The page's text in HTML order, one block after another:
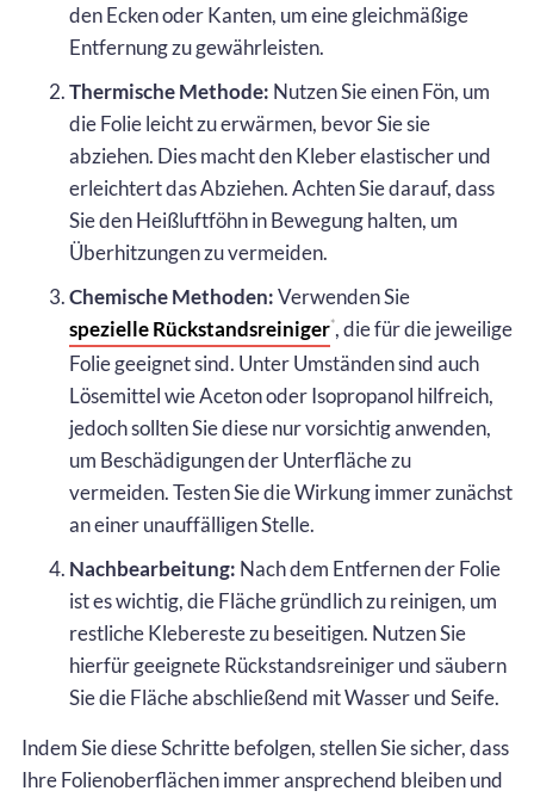
den Ecken oder Kanten, um eine gleichmäßige
Entfernung zu gewährleisten.
Thermische Methode: Nutzen Sie einen Fön, um
die Folie leicht zu erwärmen, bevor Sie sie
abziehen. Dies macht den Kleber elastischer und
erleichtert das Abziehen. Achten Sie darauf, dass
Sie den Heißluftföhn in Bewegung halten, um
Überhitzungen zu vermeiden.
Chemische Methoden:Verwenden Sie
spezielle Rückstandsreiniger*, die für die jeweilige
Folie geeignet sind. Unter Umständen sind auch
Lösemittel wie Aceton oder Isopropanol hilfreich,
jedoch sollten Sie diese nur vorsichtig anwenden,
um Beschädigungen der Unterfläche zu
vermeiden. Testen Sie die Wirkung immer zunächst
an einer unauffälligen Stelle.
Nachbearbeitung: Nach dem Entfernen der Folie
ist es wichtig, die Fläche gründlich zu reinigen, um
restliche Klebereste zu beseitigen. Nutzen Sie
hierfür geeignete Rückstandsreiniger und säubern
Sie die Fläche abschließend mit Wasser und Seife.
Indem Sie diese Schritte befolgen, stellen Sie sicher, dass
Ihre Folienoberflächen immer ansprechend bleiben und